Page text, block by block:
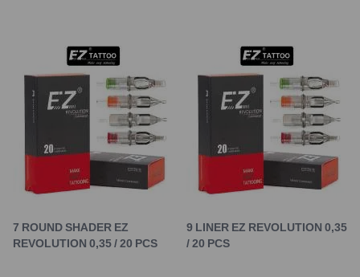
7 ROUND SHADER EZ
REVOLUTION 0,35 / 20 PCS
9 LINER EZ REVOLUTION 0,35
/ 20 PCS